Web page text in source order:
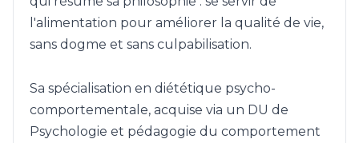
l'alimentation pour améliorer la qualité de vie,
sans dogme et sans culpabilisation.
Sa spécialisation en diététique psycho-
comportementale, acquise via un DU de
Psychologie et pédagogie du comportement